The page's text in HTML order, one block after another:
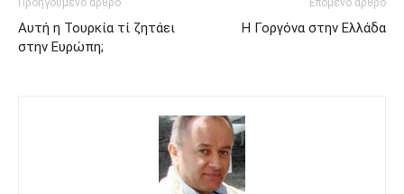
Προηγούμενο άρθρο
Αυτή η Τουρκία τί ζητάει
στην Ευρώπη;
Επόμενο άρθρο
Η Γοργόνα στην Ελλάδα